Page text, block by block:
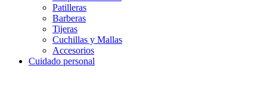
Patilleras
Barberas
Tijeras
Cuchillas y Mallas
Accesorios
Cuidado personal